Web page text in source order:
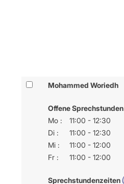
Mohammed Woriedh
Offene Sprechstunden
Mo :
11:00 - 12:30
Di :
11:00 - 12:30
Mi :
11:00 - 12:00
Fr :
11:00 - 12:00
Sprechstundenzeiten